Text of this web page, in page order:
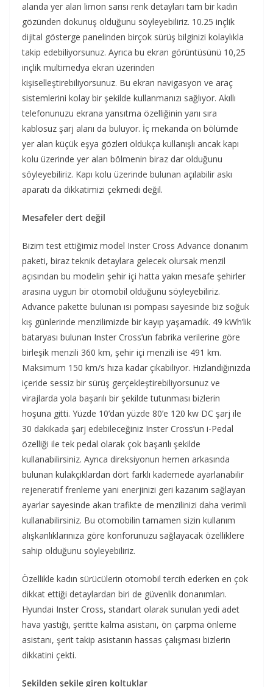
alanda yer alan limon sarısı renk detayları tam bir kadın
gözünden dokunuş olduğunu söyleyebiliriz. 10.25 inçlik
dijital gösterge panelinden birçok sürüş bilginizi kolaylıkla
takip edebiliyorsunuz. Ayrıca bu ekran görüntüsünü 10,25
inçlik multimedya ekran üzerinden
kişiselleştirebiliyorsunuz. Bu ekran navigasyon ve araç
sistemlerini kolay bir şekilde kullanmanızı sağlıyor. Akıllı
telefonunuzu ekrana yansıtma özelliğinin yanı sıra
kablosuz şarj alanı da buluyor. İç mekanda ön bölümde
yer alan küçük eşya gözleri oldukça kullanışlı ancak kapı
kolu üzerinde yer alan bölmenin biraz dar olduğunu
söyleyebiliriz. Kapı kolu üzerinde bulunan açılabilir askı
aparatı da dikkatimizi çekmedi değil.
Mesafeler dert değil
Bizim test ettiğimiz model Inster Cross Advance donanım
paketi, biraz teknik detaylara gelecek olursak menzil
açısından bu modelin şehir içi hatta yakın mesafe şehirler
arasına uygun bir otomobil olduğunu söyleyebiliriz.
Advance pakette bulunan ısı pompası sayesinde biz soğuk
kış günlerinde menzilimizde bir kayıp yaşamadık. 49 kWh’lik
bataryası bulunan Inster Cross’un fabrika verilerine göre
birleşik menzili 360 km, şehir içi menzili ise 491 km.
Maksimum 150 km/s hıza kadar çıkabiliyor. Hızlandığınızda
içeride sessiz bir sürüş gerçekleştirebiliyorsunuz ve
virajlarda yola başarılı bir şekilde tutunması bizlerin
hoşuna gitti. Yüzde 10’dan yüzde 80’e 120 kw DC şarj ile
30 dakikada şarj edebileceğiniz Inster Cross’un i-Pedal
özelliği ile tek pedal olarak çok başarılı şekilde
kullanabilirsiniz. Ayrıca direksiyonun hemen arkasında
bulunan kulakçıklardan dört farklı kademede ayarlanabilir
rejeneratif frenleme yani enerjinizi geri kazanım sağlayan
ayarlar sayesinde akan trafikte de menzilinizi daha verimli
kullanabilirsiniz. Bu otomobilin tamamen sizin kullanım
alışkanlıklarınıza göre konforunuzu sağlayacak özelliklere
sahip olduğunu söyleyebiliriz.
Özellikle kadın sürücülerin otomobil tercih ederken en çok
dikkat ettiği detaylardan biri de güvenlik donanımları.
Hyundai Inster Cross, standart olarak sunulan yedi adet
hava yastığı, şeritte kalma asistanı, ön çarpma önleme
asistanı, şerit takip asistanın hassas çalışması bizlerin
dikkatini çekti.
Şekilden şekile giren koltuklar